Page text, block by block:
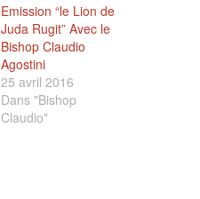
Emission “le Lion de
Juda Rugit” Avec le
Bishop Claudio
Agostini
25 avril 2016
Dans "Bishop
Claudio"